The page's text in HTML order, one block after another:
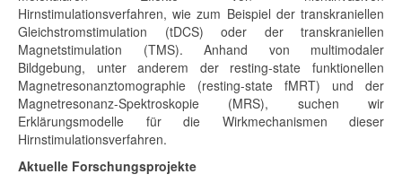
Hirnstimulationsverfahren, wie zum Beispiel der transkraniellen
Gleichstromstimulation (tDCS) oder der transkraniellen
Magnetstimulation (TMS). Anhand von multimodaler
Bildgebung, unter anderem der resting-state funktionellen
Magnetresonanztomographie (resting-state fMRT) und der
Magnetresonanz-Spektroskopie (MRS), suchen wir
Erklärungsmodelle für die Wirkmechanismen dieser
Hirnstimulationsverfahren.
Aktuelle Forschungsprojekte